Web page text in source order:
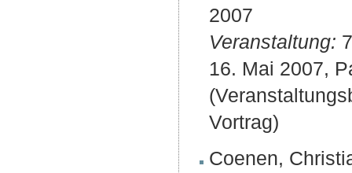
2007
Veranstaltung:
16. Mai 2007,
Vortrag)
Coenen,